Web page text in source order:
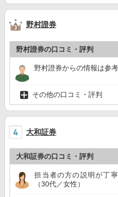
野村證券
野村證券の口コミ・評判
野村證券からの情報は参
その他の口コミ・評判
大和証券
大和証券の口コミ・評判
担当者の方の説明が丁
（30代／女性）